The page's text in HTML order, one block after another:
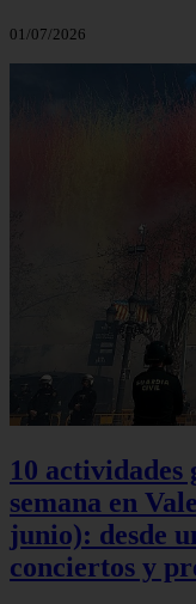
01/07/2026
10
semana en
junio): desde
conciertos y